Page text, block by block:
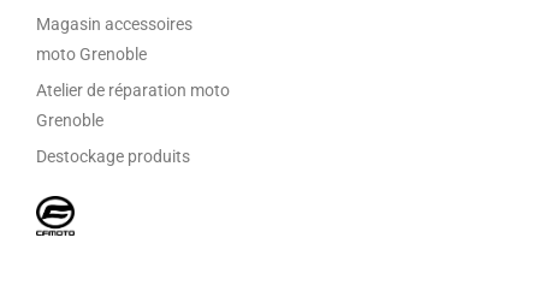
Magasin accessoires
moto Grenoble
Atelier de réparation moto
Grenoble
Destockage produits